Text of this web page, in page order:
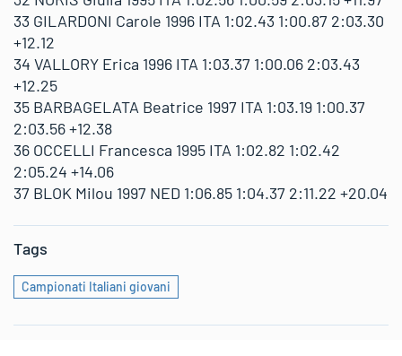
33 GILARDONI Carole 1996 ITA 1:02.43 1:00.87 2:03.30
+12.12
34 VALLORY Erica 1996 ITA 1:03.37 1:00.06 2:03.43
+12.25
35 BARBAGELATA Beatrice 1997 ITA 1:03.19 1:00.37
2:03.56 +12.38
36 OCCELLI Francesca 1995 ITA 1:02.82 1:02.42
2:05.24 +14.06
37 BLOK Milou 1997 NED 1:06.85 1:04.37 2:11.22 +20.04
Tags
Campionati Italiani giovani